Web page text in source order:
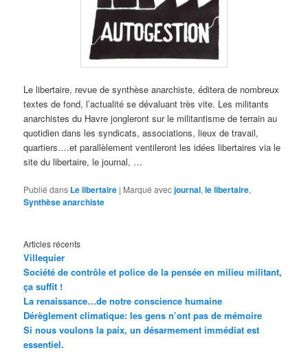
Le libertaire, revue de synthèse anarchiste, éditera de nombreux
textes de fond, l’actualité se dévaluant très vite. Les militants
anarchistes du Havre jongleront sur le militantisme de terrain au
quotidien dans les syndicats, associations, lieux de travail,
quartiers….et parallèlement ventileront les idées libertaires via le
site du libertaire, le journal, …
Publié dans Le libertaire | Marqué avecjournal,le libertaire,
Synthèse anarchiste
Articles récents
Villequier
Société de contrôle et police de la pensée en milieu militant,
ça suffit !
La renaissance…de notre conscience humaine
Dérèglement climatique: les gens n’ont pas de mémoire
Si nous voulons la paix, un désarmement immédiat est
essentiel.